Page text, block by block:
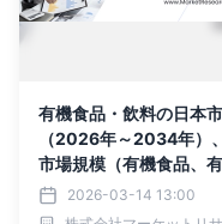
有機食品・飲料の日本
（2026年～2034年）、
市場規模（有機食品、
飲料）・分析レポートを
表
2026-03-14 13:00